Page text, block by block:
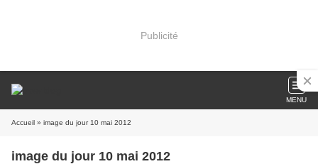
Publicité
MENU
Accueil » image du jour 10 mai 2012
image du jour 10 mai 2012